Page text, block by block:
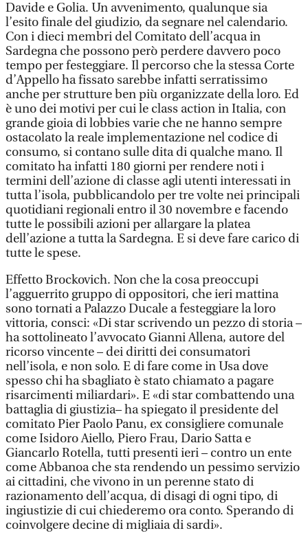
Davide e Golia. Un avvenimento, qualunque sia
l’esito finale del giudizio, da segnare nel calendario.
Con i dieci membri del Comitato dell’acqua in
Sardegna che possono però perdere davvero poco
tempo per festeggiare. Il percorso che la stessa Corte
d’Appello ha fissato sarebbe infatti serratissimo
anche per strutture ben più organizzate della loro. Ed
è uno dei motivi per cui le class action in Italia, con
grande gioia di lobbies varie che ne hanno sempre
ostacolato la reale implementazione nel codice di
consumo, si contano sulle dita di qualche mano. Il
comitato ha infatti 180 giorni per rendere noti i
termini dell’azione di classe agli utenti interessati in
tutta l’isola, pubblicandolo per tre volte nei principali
quotidiani regionali entro il 30 novembre e facendo
tutte le possibili azioni per allargare la platea
dell’azione a tutta la Sardegna. E si deve fare carico di
tutte le spese.
Effetto Brockovich. Non che la cosa preoccupi
l’agguerrito gruppo di oppositori, che ieri mattina
sono tornati a Palazzo Ducale a festeggiare la loro
vittoria, consci: «Di star scrivendo un pezzo di storia –
ha sottolineato l’avvocato Gianni Allena, autore del
ricorso vincente – dei diritti dei consumatori
nell’isola, e non solo. E di fare come in Usa dove
spesso chi ha sbagliato è stato chiamato a pagare
risarcimenti miliardari». E «di star combattendo una
battaglia di giustizia– ha spiegato il presidente del
comitato Pier Paolo Panu, ex consigliere comunale
come Isidoro Aiello, Piero Frau, Dario Satta e
Giancarlo Rotella, tutti presenti ieri – contro un ente
come Abbanoa che sta rendendo un pessimo servizio
ai cittadini, che vivono in un perenne stato di
razionamento dell’acqua, di disagi di ogni tipo, di
ingiustizie di cui chiederemo ora conto. Sperando di
coinvolgere decine di migliaia di sardi».